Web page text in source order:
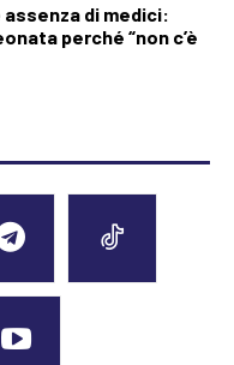
di medici:
perché “non c’è